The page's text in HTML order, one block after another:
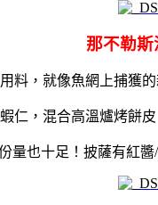
那不勒
料，就像魚網上捕獲
仁，混合高溫爐烤餅
量也十足！披薩有紅